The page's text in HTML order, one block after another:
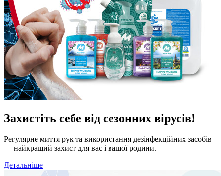
Захистіть себе від сезонних вірусів!
Регулярне миття рук та використання дезінфекційних засобів
— найкращий захист для вас і вашої родини.
Детальніше